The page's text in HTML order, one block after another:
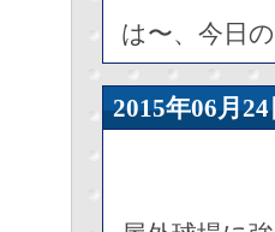
は〜、今日
2015年06